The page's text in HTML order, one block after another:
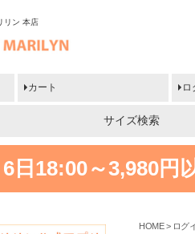
リン 本店
カート ロ
サイズ検索
6日18:00～3,980円
HOME ログ